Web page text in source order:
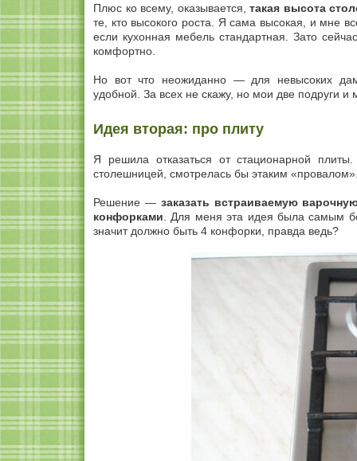
Плюс ко всему, оказывается,такая высота
те, кто высокого роста. Я сама высокая, и мне
если кухонная мебель стандартная. Зато
комфортно.
Но вот что неожиданно — для невысоких
удобной. За всех не скажу, но мои две подруги
Идея вторая: про плиту
Я решила отказаться от стационарной
столешницей, смотрелась бы этаким
Решение — заказать встраиваемую
конфорками . Для меня эта идея была самым
значит должно быть 4 конфорки, правда ведь?